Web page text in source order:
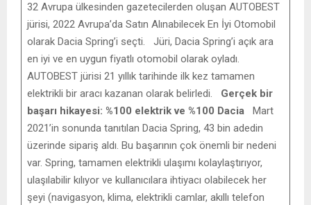
32 Avrupa ülkesinden gazetecilerden oluşan AUTOBEST
jürisi, 2022 Avrupa’da Satın Alınabilecek En İyi Otomobil
olarak Dacia Spring’i seçti. Jüri, Dacia Spring’i açık ara
en iyi ve en uygun fiyatlı otomobil olarak oyladı.
AUTOBEST jürisi 21 yıllık tarihinde ilk kez tamamen
elektrikli bir aracı kazanan olarak belirledi. Gerçek bir
başarı hikayesi: %100 elektrik ve %100 DaciaMart
2021’in sonunda tanıtılan Dacia Spring, 43 bin adedin
üzerinde sipariş aldı. Bu başarının çok önemli bir nedeni
var. Spring, tamamen elektrikli ulaşımı kolaylaştırıyor,
ulaşılabilir kılıyor ve kullanıcılara ihtiyacı olabilecek her
şeyi (navigasyon, klima, elektrikli camlar, akıllı telefon